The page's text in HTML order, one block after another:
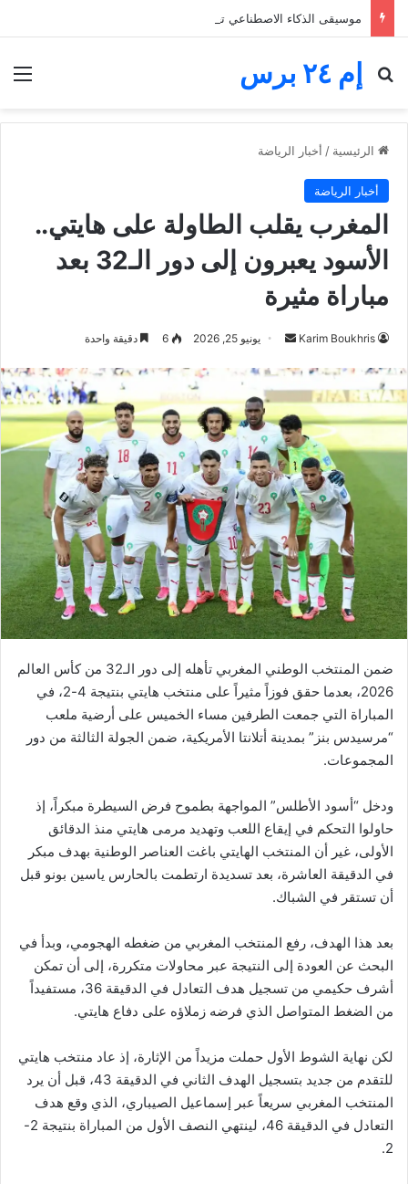
إم ٢٤ برس
بحث عن
الرئيسية / أخبار الرياضة
أخبار الرياضة
المغرب يقلب الطاولة على هايتي..
الأسود يعبرون إلى دور الـ32 بعد
مباراة مثيرة
Karim Boukhris
أرسل يونيو 25, 2026 6 دقيقة واحدة
ضمن المنتخب الوطني المغربي تأهله إلى دور الـ32 من كأس العالم
2026، بعدما حقق فوزاً مثيراً على منتخب هايتي بنتيجة 4-2، في
المباراة التي جمعت الطرفين مساء الخميس على أرضية ملعب
“مرسيدس بنز” بمدينة أتلانتا الأمريكية، ضمن الجولة الثالثة من دور
المجموعات.
ودخل “أسود الأطلس” المواجهة بطموح فرض السيطرة مبكراً، إذ
حاولوا التحكم في إيقاع اللعب وتهديد مرمى هايتي منذ الدقائق
الأولى، غير أن المنتخب الهايتي باغت العناصر الوطنية بهدف مبكر
في الدقيقة العاشرة، بعد تسديدة ارتطمت بالحارس ياسين بونو قبل
أن تستقر في الشباك.
بعد هذا الهدف، رفع المنتخب المغربي من ضغطه الهجومي، وبدأ في
البحث عن العودة إلى النتيجة عبر محاولات متكررة، إلى أن تمكن
أشرف حكيمي من تسجيل هدف التعادل في الدقيقة 36، مستفيداً
من الضغط المتواصل الذي فرضه زملاؤه على دفاع هايتي.
لكن نهاية الشوط الأول حملت مزيداً من الإثارة، إذ عاد منتخب هايتي
للتقدم من جديد بتسجيل الهدف الثاني في الدقيقة 43، قبل أن يرد
المنتخب المغربي سريعاً عبر إسماعيل الصيباري، الذي وقع هدف
التعادل في الدقيقة 46، لينتهي النصف الأول من المباراة بنتيجة 2-
2.